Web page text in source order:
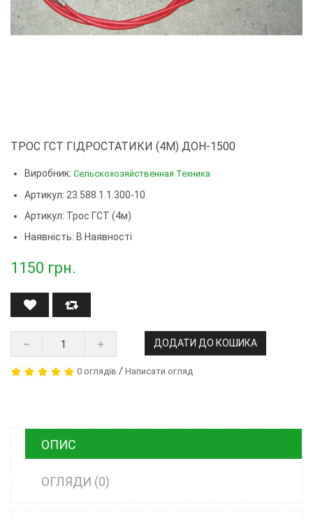
ТРОС ГСТ ГІДРОСТАТИКИ (4М) ДОН-1500
Виробник: Сельскохозяйственная Техника
Артикул: 23.588.1.1.300-10
Артикул: Трос ГСТ (4м)
Наявність: В Наявності
1150 грн.
ДОДАТИ ДО КОШИКА
0 оглядів / Написати огляд
ОПИС
ОГЛЯДИ (0)